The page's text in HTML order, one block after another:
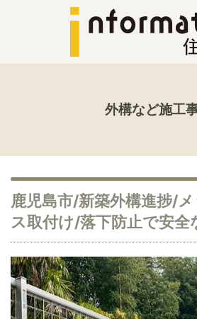
外構など施工
鹿児島市/新築外構進捗/
ス取付け/落下防止で安全